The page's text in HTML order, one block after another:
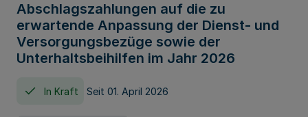
Abschlagszahlungen auf die zu
erwartende Anpassung der Dienst- und
Versorgungsbezüge sowie der
Unterhaltsbeihilfen im Jahr 2026
In Kraft Seit 01. April 2026